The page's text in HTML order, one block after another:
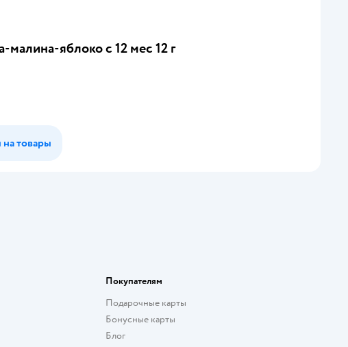
яблоко с 12 мес 12 г
товары
Покупателям
Подарочные карты
Бонусные карты
Блог